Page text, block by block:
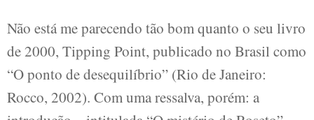
Não está me parecendo tão bom quanto o seu livro
de 2000, Tipping Point, publicado no Brasil como
“O ponto de desequilíbrio” (Rio de Janeiro:
Rocco, 2002). Com uma ressalva, porém: a